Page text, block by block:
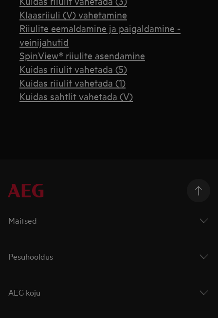
Klaasriiuli (V) vahetamine
Riiulite eemaldamine ja paigaldamine -
veinijahutid
SpinView® riiulite asendamine
Kuidas riiulit vahetada (5)
Kuidas riiulit vahetada (1)
Kuidas sahtlit vahetada (V)
Maitsed
Pesuhooldus
AEG koju